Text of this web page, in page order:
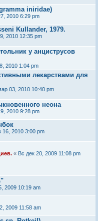
iniridae)
2010 6:29 pm
Kullander, 1979.
2010 12:35 pm
у анциструсов
2010 1:04 pm
лекарствами для
03, 2010 10:40 pm
неона
2010 9:28 pm
16, 2010 3:00 pm
« Вс дек 20, 2009 11:08 pm
2009 10:19 am
2009 11:58 am